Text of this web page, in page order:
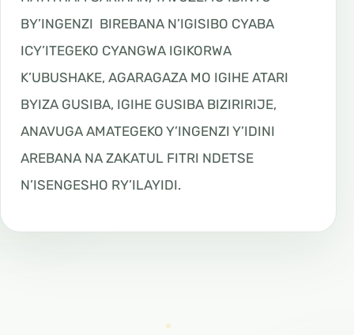
BY’INGENZI BIREBANA N’IGISIBO CYABA
ICY’ITEGEKO CYANGWA IGIKORWA
K’UBUSHAKE, AGARAGAZA MO IGIHE ATARI
BYIZA GUSIBA, IGIHE GUSIBA BIZIRIRIJE,
ANAVUGA AMATEGEKO Y’INGENZI Y’IDINI
AREBANA NA ZAKATUL FITRI NDETSE
N’ISENGESHO RY’ILAYIDI.